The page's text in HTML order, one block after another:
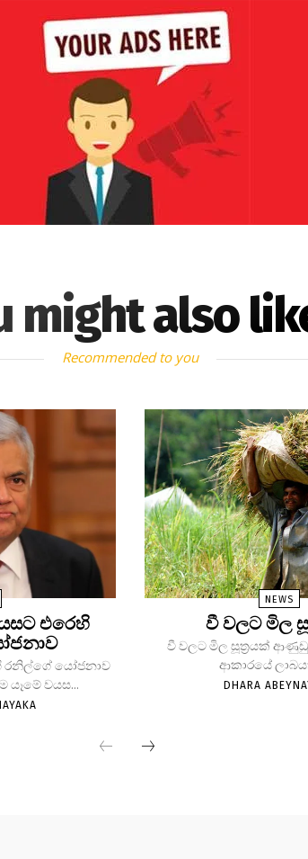
might also
Recommended to you
එරෙහි
රනිල්ගේ යෝජනාව
යෑමේ වයස...
NEWS
වී වලට මිල
වී වලට මිල සූත්‍රයක්
ආකාරයේ
DHARA